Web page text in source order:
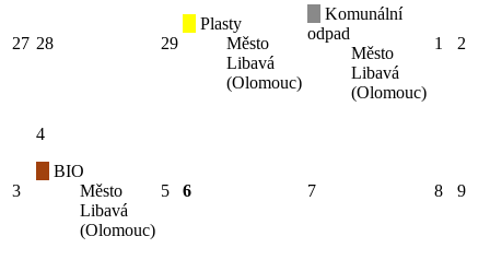
27 28 29
Plasty
Město
Libavá
(Olomouc)
Komunální
odpad
Město
Libavá
(Olomouc)
1 2
3
4
BIO
Město
Libavá
(Olomouc)
5 6 7 8 9